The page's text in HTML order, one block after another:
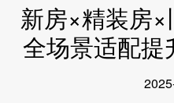
新房×精装房
全场景适配提